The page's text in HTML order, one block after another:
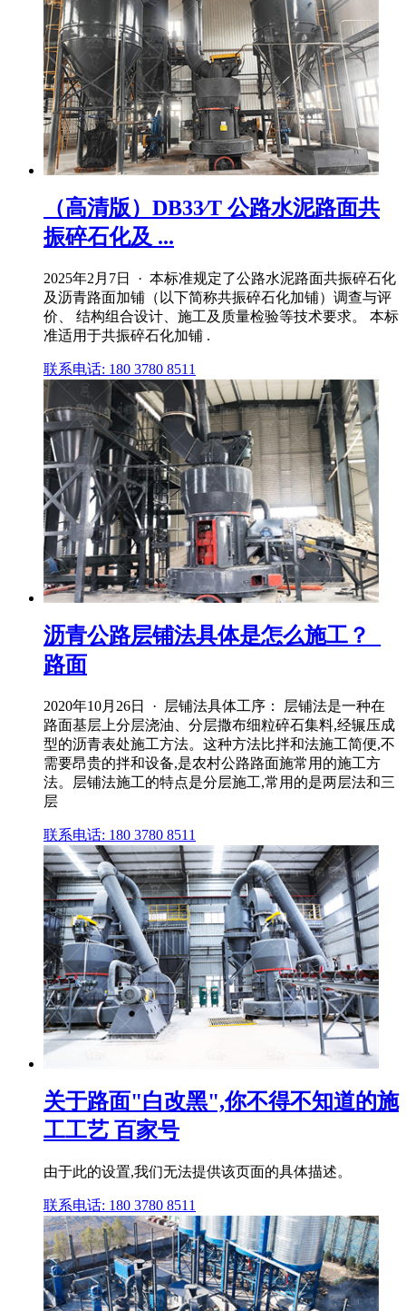
（高清版）DB33∕T 公路水泥路面共
振碎石化及 ...
2025年2月7日 · 本标准规定了公路水泥路面共振碎石化
及沥青路面加铺（以下简称共振碎石化加铺）调查与评
价、 结构组合设计、施工及质量检验等技术要求。 本标
准适用于共振碎石化加铺 .
联系电话: 180 3780 8511
沥青公路层铺法具体是怎么施工？_
路面
2020年10月26日 · 层铺法具体工序： 层铺法是一种在
路面基层上分层浇油、分层撒布细粒碎石集料,经辗压成
型的沥青表处施工方法。这种方法比拌和法施工简便,不
需要昂贵的拌和设备,是农村公路路面施常用的施工方
法。层铺法施工的特点是分层施工,常用的是两层法和三
层
联系电话: 180 3780 8511
关于路面"白改黑",你不得不知道的施
工工艺 百家号
由于此的设置,我们无法提供该页面的具体描述。
联系电话: 180 3780 8511